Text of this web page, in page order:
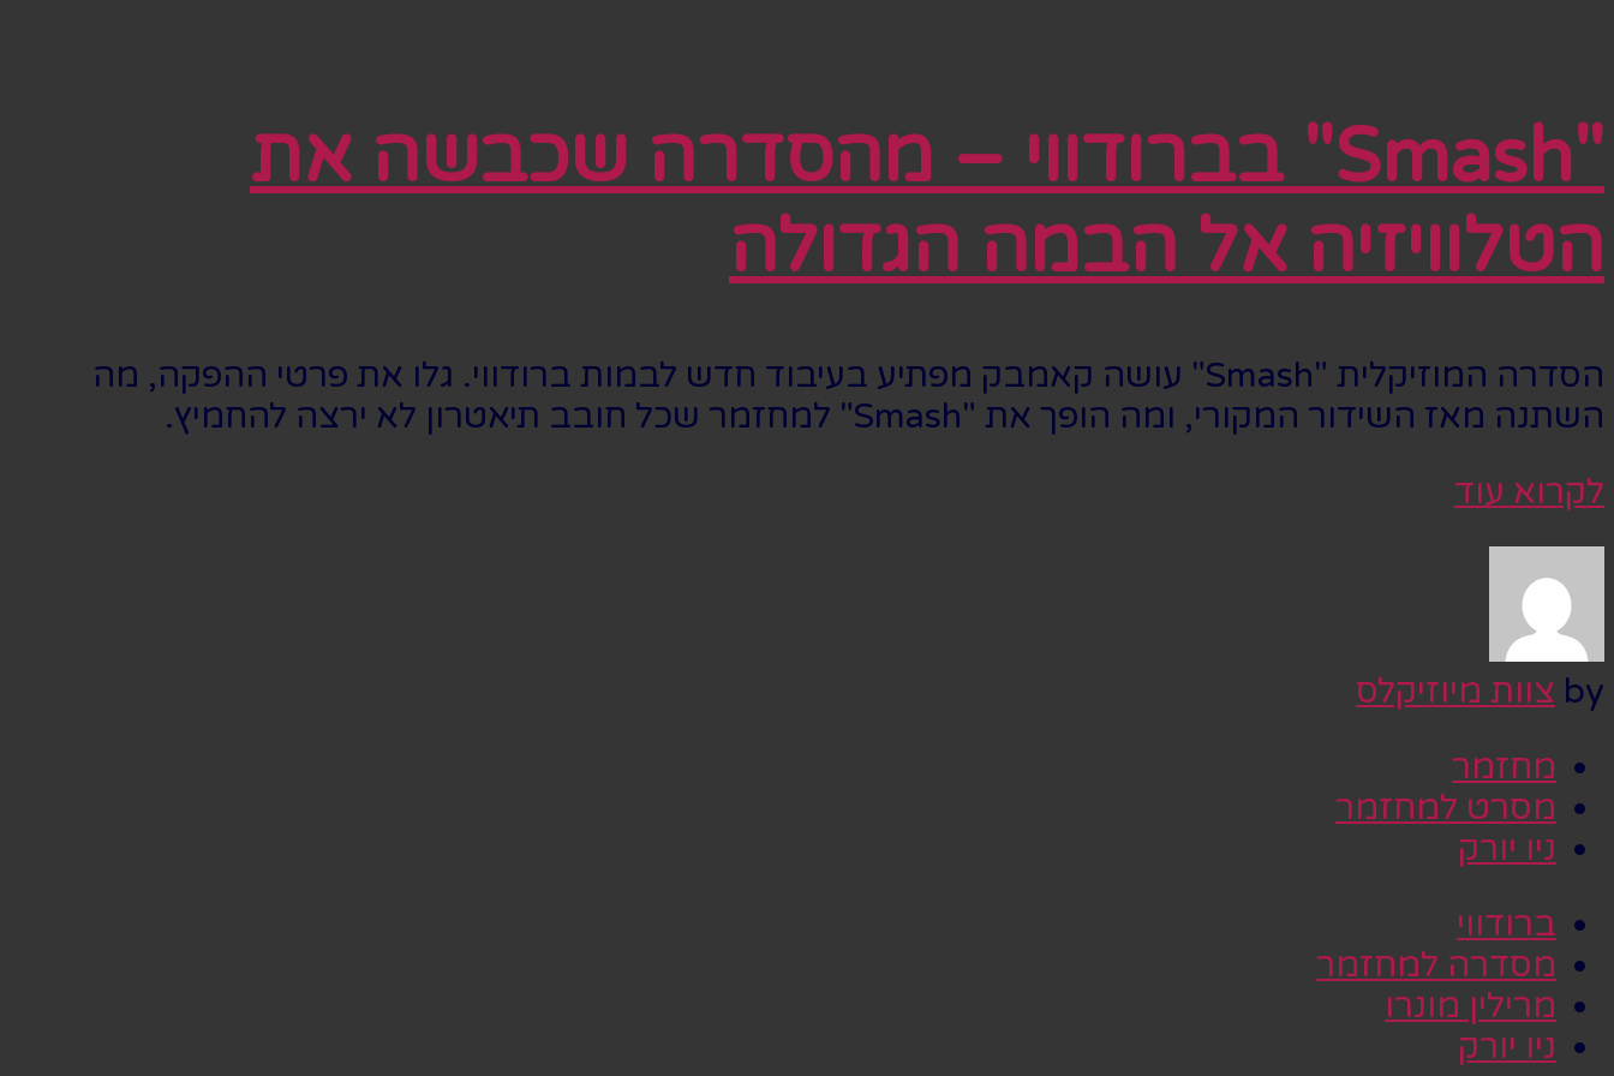
"Smash" בברודווי – מהסדרה שכבשה את
הטלוויזיה אל הבמה הגדולה
הסדרה המוזיקלית "Smash" עושה קאמבק מפתיע בעיבוד חדש לבמות ברודווי. גלו את פרטי ההפקה, מה
השתנה מאז השידור המקורי, ומה הופך את "Smash" למחזמר שכל חובב תיאטרון לא ירצה להחמיץ.
לקרוא עוד
by צוות מיוזיקלס
מחזמר
מסרט למחזמר
ניו יורק
ברודווי
מסדרה למחזמר
מרילין מונרו
ניו יורק